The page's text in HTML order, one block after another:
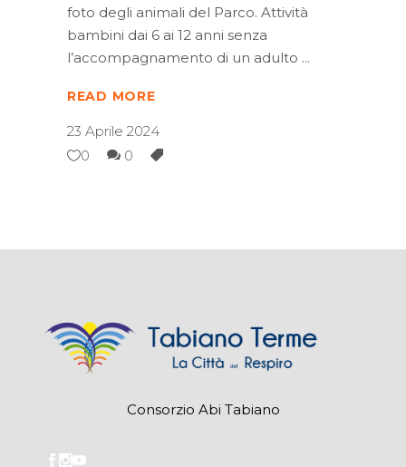
foto degli animali del Parco. Attività
bambini dai 6 ai 12 anni senza
l’accompagnamento di un adulto
READ MORE
23 Aprile 2024
0
0
Consorzio Abi Tabiano